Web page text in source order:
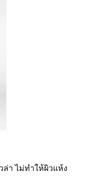
ล่า ไม่ทำให้ผิวแห้ง